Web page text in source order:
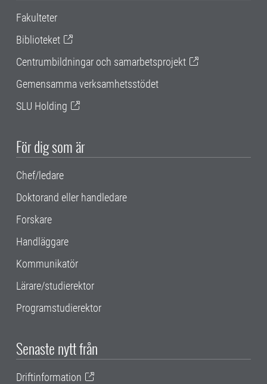
Fakulteter
Biblioteket
Centrumbildningar och samarbetsprojekt
Gemensamma verksamhetsstödet
SLU Holding
För dig som är
Chef/ledare
Doktorand eller handledare
Forskare
Handläggare
Kommunikatör
Lärare/studierektor
Programstudierektor
Senaste nytt från
Driftinformation